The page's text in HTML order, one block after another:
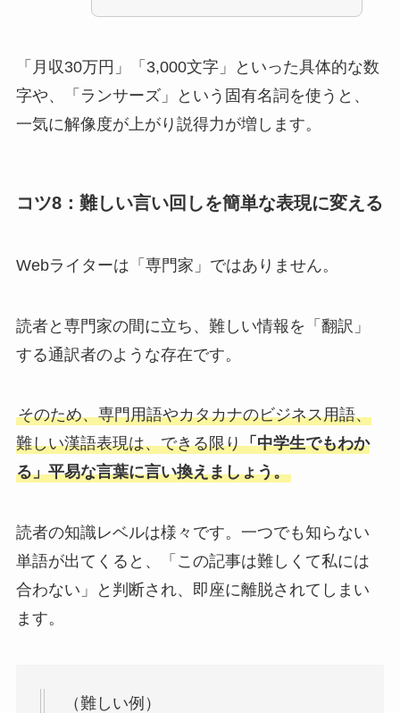
「月収30万円」「3,000文字」といった具体的な数
字や、「ランサーズ」という固有名詞を使うと、
一気に解像度が上がり説得力が増します。
コツ8：難しい言い回しを簡単な表現に変える
Webライターは「専門家」ではありません。
読者と専門家の間に立ち、難しい情報を「翻訳」
する通訳者のような存在です。
そのため、専門用語やカタカナのビジネス用語、
難しい漢語表現は、できる限り「中学生でもわか
る」平易な言葉に言い換えましょう。
読者の知識レベルは様々です。一つでも知らない
単語が出てくると、「この記事は難しくて私には
合わない」と判断され、即座に離脱されてしまい
ます。
（難しい例）